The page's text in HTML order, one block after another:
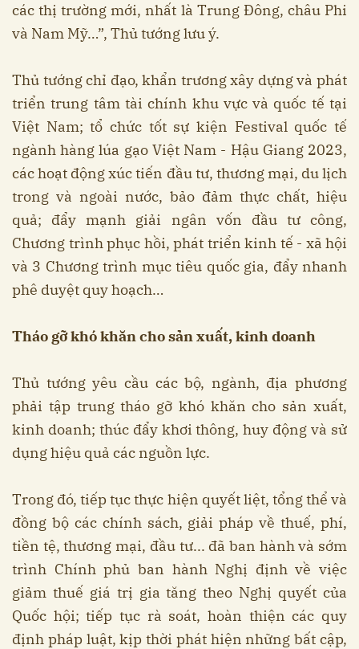
các thị trường mới, nhất là Trung Đông, châu Phi
và Nam Mỹ…”, Thủ tướng lưu ý.
Thủ tướng chỉ đạo, khẩn trương xây dựng và phát
triển trung tâm tài chính khu vực và quốc tế tại
Việt Nam; tổ chức tốt sự kiện Festival quốc tế
ngành hàng lúa gạo Việt Nam - Hậu Giang 2023,
các hoạt động xúc tiến đầu tư, thương mại, du lịch
trong và ngoài nước, bảo đảm thực chất, hiệu
quả; đẩy mạnh giải ngân vốn đầu tư công,
Chương trình phục hồi, phát triển kinh tế - xã hội
và 3 Chương trình mục tiêu quốc gia, đẩy nhanh
phê duyệt quy hoạch…
Tháo gỡ khó khăn cho sản xuất, kinh doanh
Thủ tướng yêu cầu các bộ, ngành, địa phương
phải tập trung tháo gỡ khó khăn cho sản xuất,
kinh doanh; thúc đẩy khơi thông, huy động và sử
dụng hiệu quả các nguồn lực.
Trong đó, tiếp tục thực hiện quyết liệt, tổng thể và
đồng bộ các chính sách, giải pháp về thuế, phí,
tiền tệ, thương mại, đầu tư... đã ban hành và sớm
trình Chính phủ ban hành Nghị định về việc
giảm thuế giá trị gia tăng theo Nghị quyết của
Quốc hội; tiếp tục rà soát, hoàn thiện các quy
định pháp luật, kịp thời phát hiện những bất cập,